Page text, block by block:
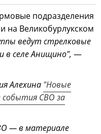
подразделения
на Великобурлукском
ведут стрелковые
в селе Анищино", —
Алехина "Новые
события СВО за
— в материале